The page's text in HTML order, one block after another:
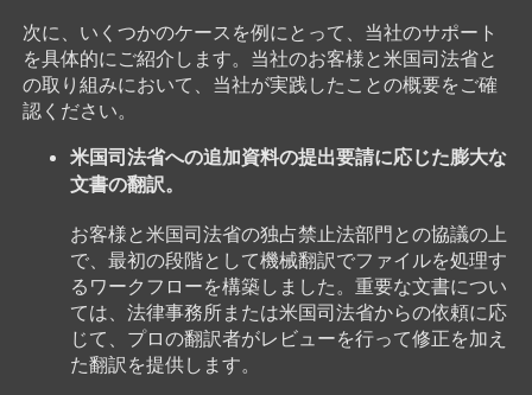
次に、いくつかのケースを例にとって、当社のサポート
を具体的にご紹介します。当社のお客様と米国司法省と
の取り組みにおいて、当社が実践したことの概要をご確
認ください。
米国司法省への追加資料の提出要請に応じた膨大な
文書の翻訳。
お客様と米国司法省の独占禁止法部門との協議の上
で、最初の段階として機械翻訳でファイルを処理す
るワークフローを構築しました。重要な文書につい
ては、法律事務所または米国司法省からの依頼に応
じて、プロの翻訳者がレビューを行って修正を加え
た翻訳を提供します。